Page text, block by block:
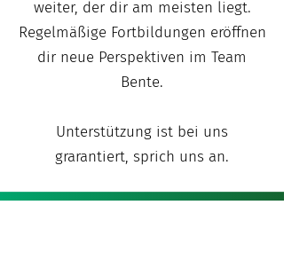
weiter, der dir am meisten liegt.
Regelmäßige Fortbildungen eröffnen
dir neue Perspektiven im Team
Bente.
Unterstützung ist bei uns
grarantiert, sprich uns an.